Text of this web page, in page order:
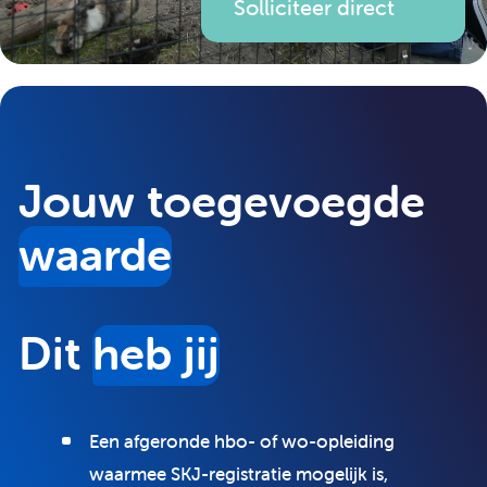
Solliciteer direct
Jouw toegevoegde
waarde
Dit heb jij
Een afgeronde hbo- of wo-opleiding
waarmee SKJ-registratie mogelijk is,